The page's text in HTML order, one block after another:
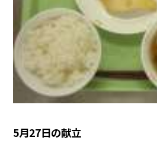
5月27日の献立